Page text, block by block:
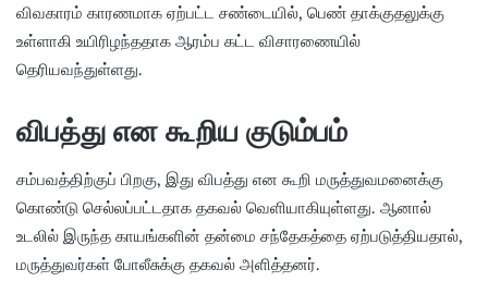
விவகாரம் காரணமாக ஏற்பட்ட சண்டையில், பெண் தாக்குதலுக்கு
உள்ளாகி உயிரிழந்ததாக ஆரம்ப கட்ட விசாரணையில்
தெரியவந்துள்ளது.
விபத்து என கூறிய குடும்பம்
சம்பவத்திற்குப் பிறகு, இது விபத்து என கூறி மருத்துவமனைக்கு
கொண்டு செல்லப்பட்டதாக தகவல் வெளியாகியுள்ளது. ஆனால்
உடலில் இருந்த காயங்களின் தன்மை சந்தேகத்தை ஏற்படுத்தியதால்,
மருத்துவர்கள் போலீசுக்கு தகவல் அளித்தனர்.